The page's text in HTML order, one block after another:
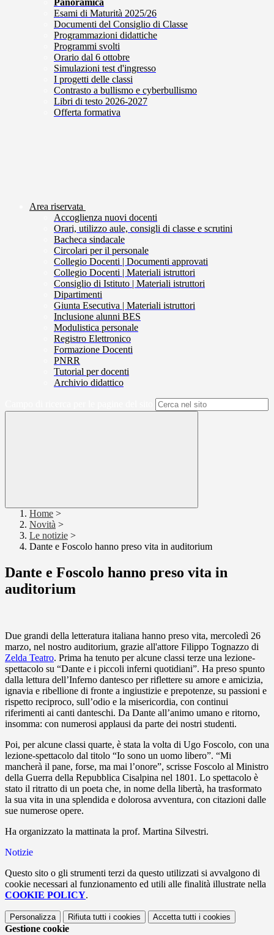
Panoramica
Esami di Maturità 2025/26
Documenti del Consiglio di Classe
Programmazioni didattiche
Programmi svolti
Orario dal 6 ottobre
Simulazioni test d'ingresso
I progetti delle classi
Contrasto a bullismo e cyberbullismo
Libri di testo 2026-2027
Offerta formativa
Area riservata
Accoglienza nuovi docenti
Orari, utilizzo aule, consigli di classe e scrutini
Bacheca sindacale
Circolari per il personale
Collegio Docenti | Documenti approvati
Collegio Docenti | Materiali istruttori
Consiglio di Istituto | Materiali istruttori
Dipartimenti
Giunta Esecutiva | Materiali istruttori
Inclusione alunni BES
Modulistica personale
Registro Elettronico
Formazione Docenti
PNRR
Tutorial per docenti
Archivio didattico
Home >
Novità >
Le notizie >
Dante e Foscolo hanno preso vita in auditorium
Dante e Foscolo hanno preso vita in
auditorium
Due grandi della letteratura italiana hanno preso vita, mercoledì 26
marzo, nel nostro auditorium, grazie all'attore Filippo Tognazzo di
Zelda Teatro. Prima ha tenuto per alcune classi terze una lezione-
spettacolo su “Dante e i piccoli inferni quotidiani”. Ha preso spunto
dalla lettura dell’Inferno dantesco per riflettere su amore e amicizia,
ignavia e ribellione di fronte a ingiustizie e prepotenze, su passioni e
rispetto reciproco, sull’odio e la misericordia, con continui
riferimenti ai canti danteschi. Da Dante all’animo umano e ritorno,
insomma: con numerosi applausi da parte dei nostri studenti.
Poi, per alcune classi quarte, è stata la volta di Ugo Foscolo, con una
lezione-spettacolo dal titolo “Io sono un uomo libero”. “Mi
mancherà il pane, forse, ma mai l’onore”, scrisse Foscolo al Ministro
della Guerra della Repubblica Cisalpina nel 1801. Lo spettacolo è
stato il ritratto di un poeta che, in nome della libertà, ha trasformato
la sua vita in una splendida e dolorosa avventura, con citazioni dalle
sue numerose opere.
Ha organizzato la mattinata la prof. Martina Silvestri.
Notizie
Questo sito o gli strumenti terzi da questo utilizzati si avvalgono di
cookie necessari al funzionamento ed utili alle finalità illustrate nella
COOKIE POLICY.
Personalizza Rifiuta tutti i cookies Accetta tutti i cookies
Gestione cookie